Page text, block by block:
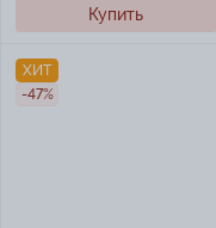
Купить
ХИТ
-47%